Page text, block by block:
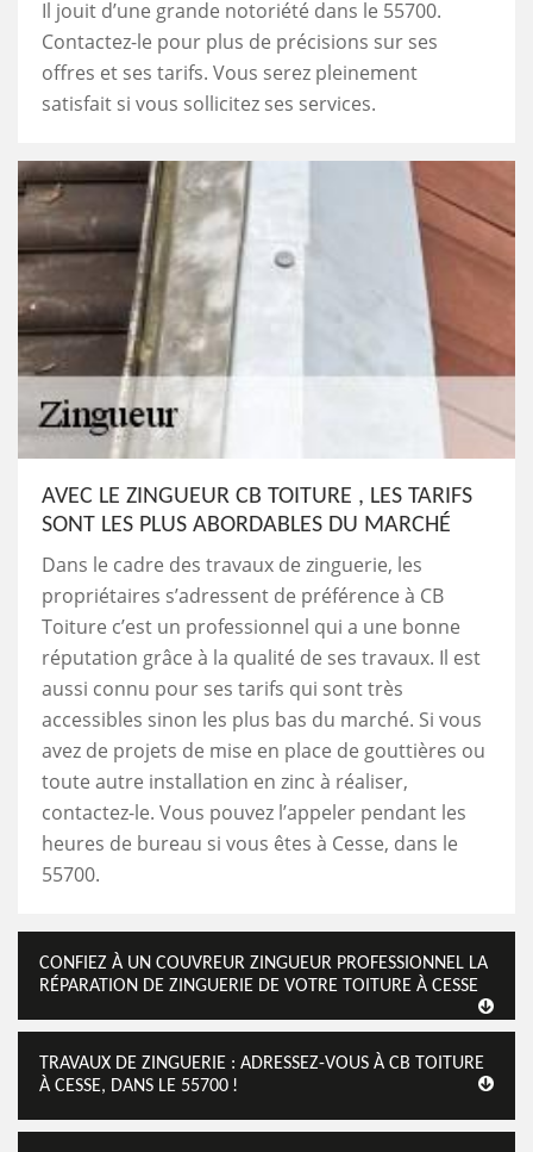
Il jouit d’une grande notoriété dans le 55700.
Contactez-le pour plus de précisions sur ses
offres et ses tarifs. Vous serez pleinement
satisfait si vous sollicitez ses services.
AVEC LE ZINGUEUR CB TOITURE , LES TARIFS
SONT LES PLUS ABORDABLES DU MARCHÉ
Dans le cadre des travaux de zinguerie, les
propriétaires s’adressent de préférence à CB
Toiture c’est un professionnel qui a une bonne
réputation grâce à la qualité de ses travaux. Il est
aussi connu pour ses tarifs qui sont très
accessibles sinon les plus bas du marché. Si vous
avez de projets de mise en place de gouttières ou
toute autre installation en zinc à réaliser,
contactez-le. Vous pouvez l’appeler pendant les
heures de bureau si vous êtes à Cesse, dans le
55700.
CONFIEZ À UN COUVREUR ZINGUEUR PROFESSIONNEL LA
RÉPARATION DE ZINGUERIE DE VOTRE TOITURE À CESSE
TRAVAUX DE ZINGUERIE : ADRESSEZ-VOUS À CB TOITURE
À CESSE, DANS LE 55700 !